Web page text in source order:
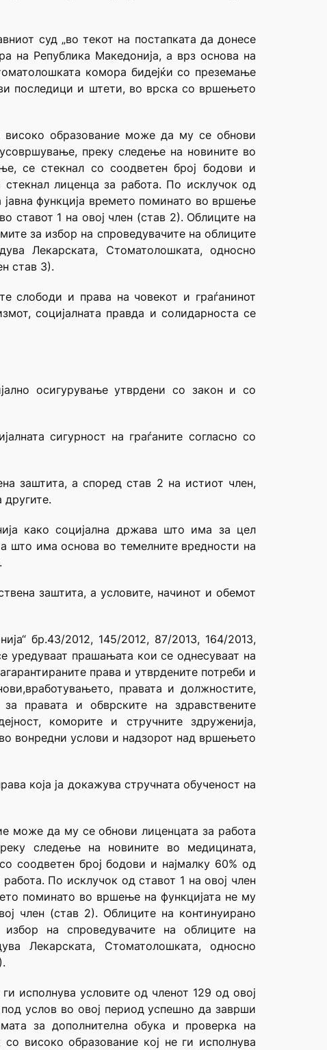
суд „во текот на постапката да донесе
на Република Македонија, а врз основа на
комора бидејќи со преземање
последици и штети, во врска со вршењето
високо образование може да му се обнови
преку следење на новините во
се стекнал со соодветен број бодови и
стекнал лиценца за работа. По исклучок од
јавна функција времето поминато во вршење
ставот 1 на овој член (став 2). Облиците на
за избор на спроведувачите на облиците
Лекарската, Стоматолошката, односно
став 3).
слободи и права на човекот и граѓанинот
социјалната правда и солидарноста се
осигурување утврдени со закон и со
сигурност на граѓаните согласно со
заштита, а според став 2 на истиот член,
другите.
како социјална држава што има за цел
што има основа во темелните вредности на
заштита, а условите, начинот и обемот
бр.43/2012, 145/2012, 87/2013, 164/2013,
уредуваат прашањата кои се однесуваат на
права и утврдените потреби и
правата и должностите,
правата и обврските на здравствените
коморите и стручните здруженија,
вонредни услови и надзорот над вршењето
која ја докажува стручната обученост на
може да му се обнови лиценцата за работа
следење на новините во медицината,
соодветен број бодови и најмалку 60% од
По исклучок од ставот 1 на овој член
поминато во вршење на функцијата не му
член (став 2). Облиците на континуирано
на спроведувачите на облиците на
Лекарската, Стоматолошката, односно
исполнува условите од членот 129 од овој
услов во овој период успешно да заврши
за дополнителна обука и проверка на
високо образование кој не ги исполнува